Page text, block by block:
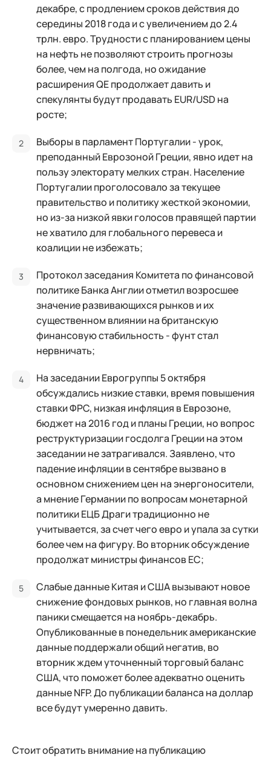
декабре, с продлением сроков действия до
середины 2018 года и с увеличением до 2.4
трлн. евро. Трудности с планированием цены
на нефть не позволяют строить прогнозы
более, чем на полгода, но ожидание
расширения QE продолжает давить и
спекулянты будут продавать EUR/USD на
росте;
Выборы в парламент Португалии - урок,
преподанный Еврозоной Греции, явно идет на
пользу электорату мелких стран. Население
Португалии проголосовало за текущее
правительство и политику жесткой экономии,
но из-за низкой явки голосов правящей партии
не хватило для глобального перевеса и
коалиции не избежать;
Протокол заседания Комитета по финансовой
политике Банка Англии отметил возросшее
значение развивающихся рынков и их
существенном влиянии на британскую
финансовую стабильность - фунт стал
нервничать;
На заседании Еврогруппы 5 октября
обсуждались низкие ставки, время повышения
ставки ФРС, низкая инфляция в Еврозоне,
бюджет на 2016 год и планы Греции, но вопрос
реструктуризации госдолга Греции на этом
заседании не затрагивался. Заявлено, что
падение инфляции в сентябре вызвано в
основном снижением цен на энергоносители,
а мнение Германии по вопросам монетарной
политики ЕЦБ Драги традиционно не
учитывается, за счет чего евро и упала за сутки
более чем на фигуру. Во вторник обсуждение
продолжат министры финансов ЕС;
Слабые данные Китая и США вызывают новое
снижение фондовых рынков, но главная волна
паники смещается на ноябрь-декабрь.
Опубликованные в понедельник американские
данные поддержали общий негатив, во
вторник ждем уточненный торговый баланс
США, что поможет более адекватно оценить
данные NFP. До публикации баланса на доллар
все будут умеренно давить.
Стоит обратить внимание на публикацию